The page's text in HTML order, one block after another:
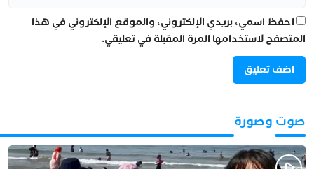
احفظ اسمي، بريدي الإلكتروني، والموقع الإلكتروني في هذا
المتصفح لاستخدامها المرة المقبلة في تعليقي.
صوت وصورة